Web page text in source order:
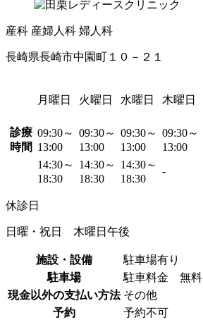
産科 産婦人科 婦人科
長崎県長崎市中園町１０－２１
月曜日 火曜日 水曜日 木曜日
診療
時間
09:30～
13:00
09:30～
13:00
09:30～
13:00
09:30～
13:00
14:30～
18:30
14:30～
18:30
14:30～
18:30
-
休診日
日曜・祝日 木曜日午後
施設・設備
駐車場有り
駐車場
駐車料金 無料
現金以外の支払い方法 その他
予約
予約不可